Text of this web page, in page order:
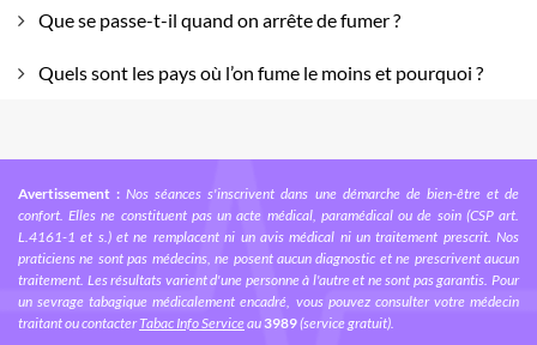
Que se passe-t-il quand on arrête de fumer ?
Quels sont les pays où l’on fume le moins et pourquoi ?
Avertissement : Nos séances s'inscrivent dans une démarche de bien-être et de
confort. Elles ne constituent pas un acte médical, paramédical ou de soin (CSP art.
L.4161-1 et s.) et ne remplacent ni un avis médical ni un traitement prescrit. Nos
praticiens ne sont pas médecins, ne posent aucun diagnostic et ne prescrivent aucun
traitement. Les résultats varient d'une personne à l'autre et ne sont pas garantis. Pour
un sevrage tabagique médicalement encadré, vous pouvez consulter votre médecin
traitant ou contacterTabac Info Serviceau 3989(service gratuit).